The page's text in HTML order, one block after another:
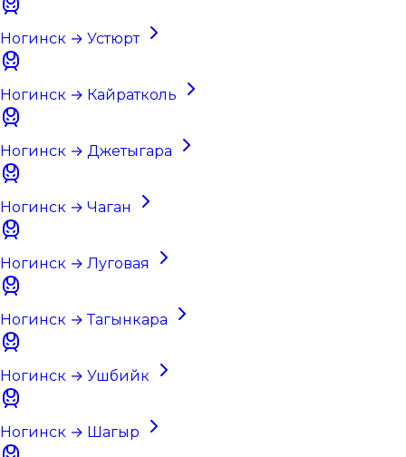
Ногинск → Устюрт
Ногинск → Кайратколь
Ногинск → Джетыгара
Ногинск → Чаган
Ногинск → Луговая
Ногинск → Тагынкара
Ногинск → Ушбийк
Ногинск → Шагыр